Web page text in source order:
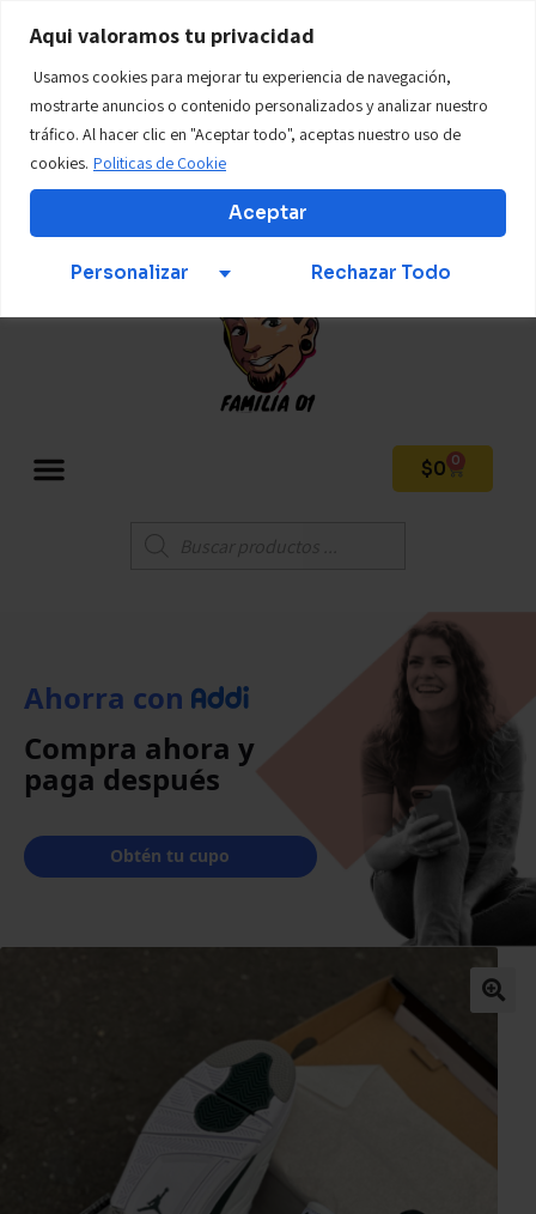
Aqui valoramos tu privacidad
Usamos cookies para mejorar tu experiencia de navegación,
mostrarte anuncios o contenido personalizados y analizar nuestro
tráfico. Al hacer clic en "Aceptar todo", aceptas nuestro uso de
cookies. Politicas de Cookie
Personalizar Rechazar Todo
Aceptar
Teléfono: +57 312 569 6924
$0 0